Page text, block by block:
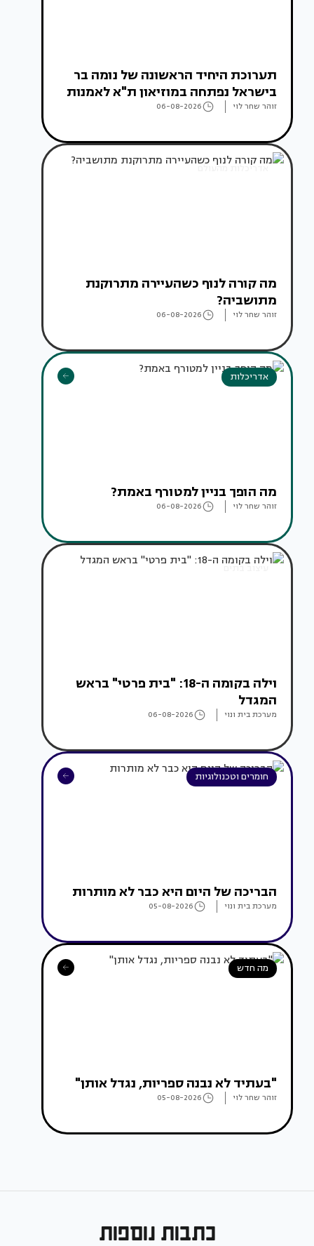
תערוכת היחיד הראשונה של נומה בר
בישראל נפתחה במוזיאון ת"א לאמנות
זוהר שחר לוי 06-08-2026
אדריכלות מהעולם
מה קורה לנוף כשהעיירה מתרוקנת
מתושביה?
זוהר שחר לוי 06-08-2026
אדריכלות
מה הופך בניין למטורף באמת?
זוהר שחר לוי 06-08-2026
עיצוב בתים
וילה בקומה ה-18: "בית פרטי" בראש
המגדל
מערכת בית ונוי 06-08-2026
חומרים וטכנולוגיות
הבריכה של היום היא כבר לא מותרות
מערכת בית ונוי 05-08-2026
מה חדש
"בעתיד לא נבנה ספריות, נגדל אותן"
זוהר שחר לוי 05-08-2026
כתבות נוספות